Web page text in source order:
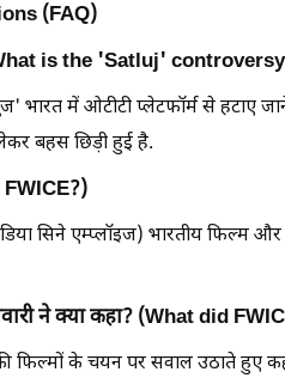
(FAQ)
is the 'Satluj'
भारत में ओटीटी प्लेटफॉर्म से हटाए
बहस छिड़ी हुई है.
सिने एम्प्लॉइज) भारतीय फिल्म और
ने क्या कहा? (What did
फिल्मों के चयन पर सवाल उठाते हुए